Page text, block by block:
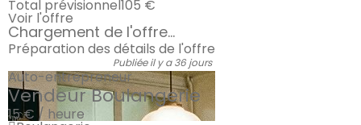
Total prévisionnel105 €
Voir l'offre
Chargement de l'offre...
Préparation des détails de l'offre
Publiée il y a 36 jours
Auto-entrepreneur
Vendeur Boulangerie
15 € / heure